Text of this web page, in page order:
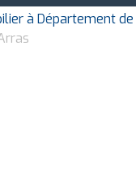
à Département